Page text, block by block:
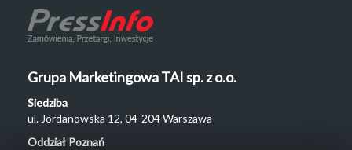
Grupa Marketingowa TAI sp. z o.o.
Siedziba
ul. Jordanowska 12, 04-204 Warszawa
Oddział Poznań